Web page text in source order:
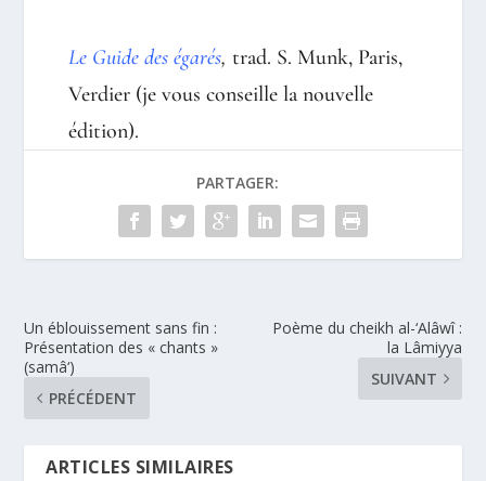
Le Guide des égarés, trad. S. Munk, Paris,
Verdier (je vous conseille la nouvelle
édition).
PARTAGER:
Un éblouissement sans fin :
Présentation des « chants »
(samâ‘)
PRÉCÉDENT
Poème du cheikh al-‘Alâwî :
la Lâmiyya
SUIVANT
ARTICLES SIMILAIRES